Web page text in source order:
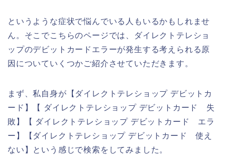
というような症状で悩んでいる人もいるかもしれませ
ん。そこでこちらのページでは、ダイレクトテレショ
ップのデビットカードエラーが発生する考えられる原
因についていくつかご紹介させていただきます。
まず、私自身が【ダイレクトテレショップ デビットカ
ード】【 ダイレクトテレショップ デビットカード 失
敗】【 ダイレクトテレショップ デビットカード エラ
ー】【ダイレクトテレショップ デビットカード 使え
ない】という感じで検索をしてみました。